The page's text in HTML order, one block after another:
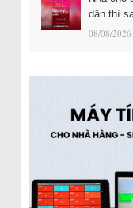
dân thì
08/08/2026